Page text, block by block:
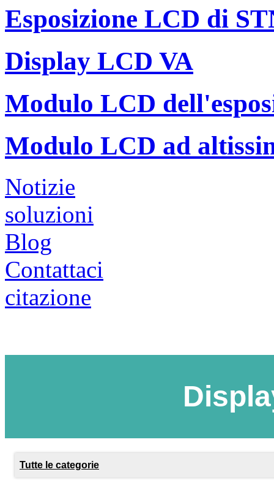
Esposizione LCD di
Display LCD VA
Modulo LCD
Modulo LCD ad
Notizie
soluzioni
Blog
Contattaci
citazione
Tutte le categorie